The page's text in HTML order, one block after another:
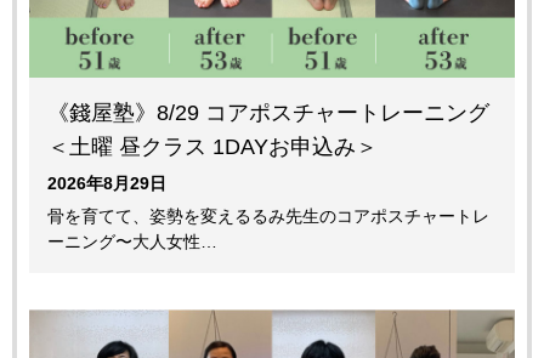
《錢屋塾》8/29 コアポスチャートレーニング
＜土曜 昼クラス 1DAYお申込み＞
2026年8月29日
骨を育てて、姿勢を変えるるみ先生のコアポスチャートレ
ーニング〜大人女性…